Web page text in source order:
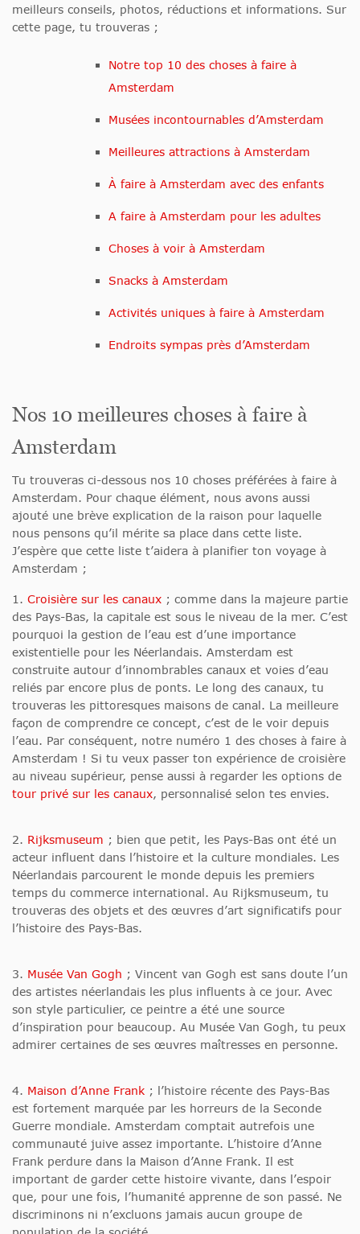
meilleurs conseils, photos, réductions et informations. Sur
cette page, tu trouveras ;
Notre top 10 des choses à faire à
Amsterdam
Musées incontournables d’Amsterdam
Meilleures attractions à Amsterdam
À faire à Amsterdam avec des enfants
A faire à Amsterdam pour les adultes
Choses à voir à Amsterdam
Snacks à Amsterdam
Activités uniques à faire à Amsterdam
Endroits sympas près d’Amsterdam
Nos 10 meilleures choses à faire à
Amsterdam
Tu trouveras ci-dessous nos 10 choses préférées à faire à
Amsterdam. Pour chaque élément, nous avons aussi
ajouté une brève explication de la raison pour laquelle
nous pensons qu’il mérite sa place dans cette liste.
J’espère que cette liste t’aidera à planifier ton voyage à
Amsterdam ;
1. Croisière sur les canaux ; comme dans la majeure partie
des Pays-Bas, la capitale est sous le niveau de la mer. C’est
pourquoi la gestion de l’eau est d’une importance
existentielle pour les Néerlandais. Amsterdam est
construite autour d’innombrables canaux et voies d’eau
reliés par encore plus de ponts. Le long des canaux, tu
trouveras les pittoresques maisons de canal. La meilleure
façon de comprendre ce concept, c’est de le voir depuis
l’eau. Par conséquent, notre numéro 1 des choses à faire à
Amsterdam ! Si tu veux passer ton expérience de croisière
au niveau supérieur, pense aussi à regarder les options de
tour privé sur les canaux, personnalisé selon tes envies.
2. Rijksmuseum ; bien que petit, les Pays-Bas ont été un
acteur influent dans l’histoire et la culture mondiales. Les
Néerlandais parcourent le monde depuis les premiers
temps du commerce international. Au Rijksmuseum, tu
trouveras des objets et des œuvres d’art significatifs pour
l’histoire des Pays-Bas.
3. Musée Van Gogh ; Vincent van Gogh est sans doute l’un
des artistes néerlandais les plus influents à ce jour. Avec
son style particulier, ce peintre a été une source
d’inspiration pour beaucoup. Au Musée Van Gogh, tu peux
admirer certaines de ses œuvres maîtresses en personne.
4. Maison d’Anne Frank ; l’histoire récente des Pays-Bas
est fortement marquée par les horreurs de la Seconde
Guerre mondiale. Amsterdam comptait autrefois une
communauté juive assez importante. L’histoire d’Anne
Frank perdure dans la Maison d’Anne Frank. Il est
important de garder cette histoire vivante, dans l’espoir
que, pour une fois, l’humanité apprenne de son passé. Ne
discriminons ni n’excluons jamais aucun groupe de